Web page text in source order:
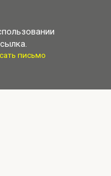
письмо